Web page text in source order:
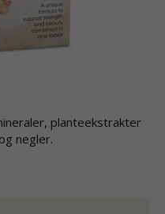
planteekstrakter
negler.